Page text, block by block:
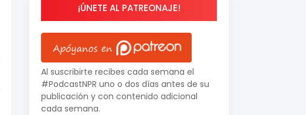
¡ÚNETE AL PATREONAJE!
Al suscribirte recibes cada semana el
#PodcastNPR uno o dos días antes de su
publicación y con contenido adicional
cada semana.